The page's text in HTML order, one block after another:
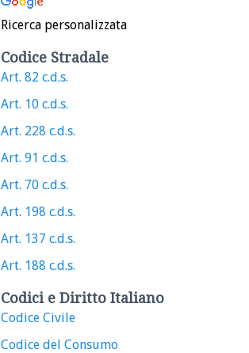
Ricerca personalizzata
Codice Stradale
Art. 82 c.d.s.
Art. 10 c.d.s.
Art. 228 c.d.s.
Art. 91 c.d.s.
Art. 70 c.d.s.
Art. 198 c.d.s.
Art. 137 c.d.s.
Art. 188 c.d.s.
Codici e Diritto Italiano
Codice Civile
Codice del Consumo